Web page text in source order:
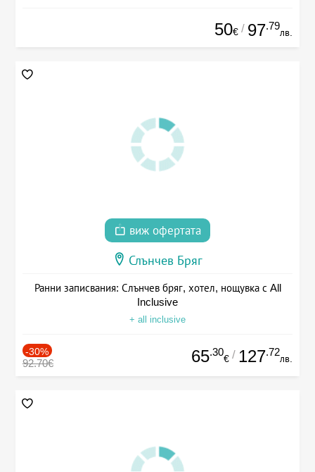
50€ / 97.79
лв.
виж офертата
Слънчев Бряг
Ранни записвания: Слънчев бряг, хотел, нощувка с All
Inclusive
+ all inclusive
-30%
92.70€ 65.30
€ / 127.72
лв.